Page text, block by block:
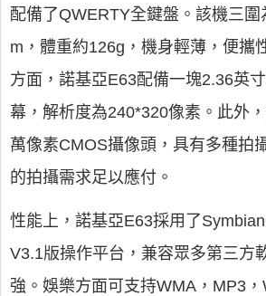
配備了QWERTY全鍵盤。該機三
m，體重約126g，機身輕薄，便攜
方面，諾基亞E63配備一塊2.36英
幕，解析度為240*320像素。此外
萬像素CMOS攝像頭，具有多種拍
的拍攝需求足以應付。
性能上，諾基亞E63採用了
V3.1版操作平台，兼容眾多第三方
強。娛樂方面可支持WMA，MP3